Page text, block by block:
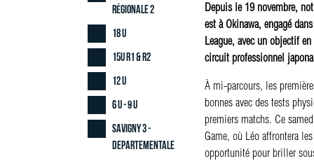
Depuis le 19 novembre,
est à Okinawa, engagé
League, avec un objectif
circuit professionnel
À mi-parcours, les
bonnes avec des tests
premiers matchs. Ce
Game, où Léo affrontera
opportunité pour briller
Régionale 2
18 U
15U R1 & R2
12 U
6 U - 9 U
Savigny 3 -
Departementale